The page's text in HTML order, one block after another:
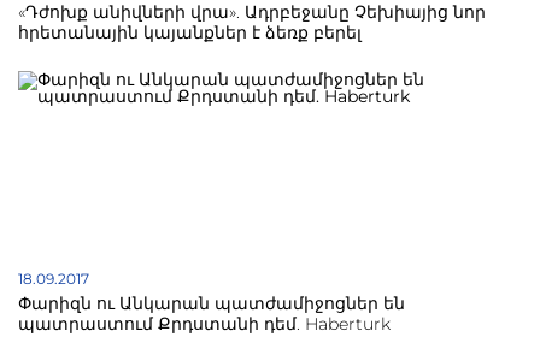
«Դժոխք անիվների վրա». Ադրբեջանը Չեխիայից նոր
հրետանային կայանքներ է ձեռք բերել
18.09.2017
Փարիզն ու Անկարան պատժամիջոցներ են
պատրաստում Քրդստանի դեմ. Haberturk